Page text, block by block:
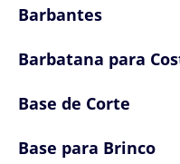
Barbantes
Barbatana para
Base de Corte
Base para Brinco